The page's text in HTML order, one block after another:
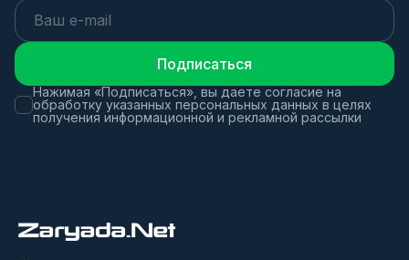
Подписаться
Нажимая «Подписаться», вы даете согласие на
обработку указанных персональных данных в целях
получения информационной и рекламной рассылки